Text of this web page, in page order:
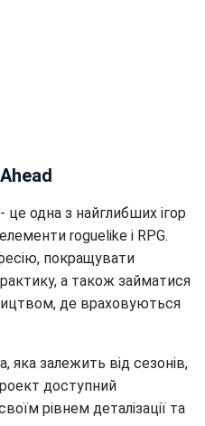
це одна з найглибших ігор
roguelike і RPG.
покращувати
а також займатися
де враховуються
яка залежить від сезонів,
доступний
рівнем деталізації та